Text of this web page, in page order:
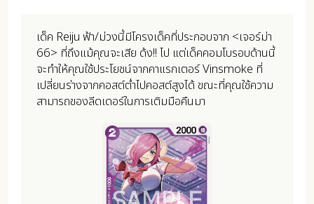
เด็ค Reiju ฟ้า/ม่วงนี้มีโครงเด็คที่ประกอบจาก <เจอร์ม่า
66> ที่ถึงแม้คุณจะเสีย ด้ง!! ไป แต่เด็คคอมโบรอบด้านนี้
จะทำให้คุณใช้ประโยชน์จากคาแรกเตอร์ Vinsmoke ที่
เปลี่ยนร่างจากคอสต์ต่ำไปคอสต์สูงได้ ขณะที่คุณใช้ความ
สามารถของลีดเดอร์ในการเติมมือคืนมา